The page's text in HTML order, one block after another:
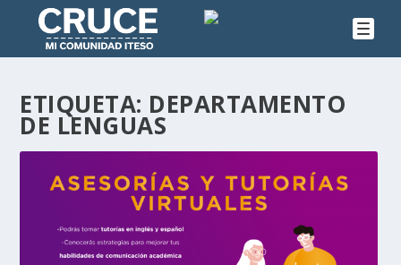
ETIQUETA: DEPARTAMENTO
DE LENGUAS